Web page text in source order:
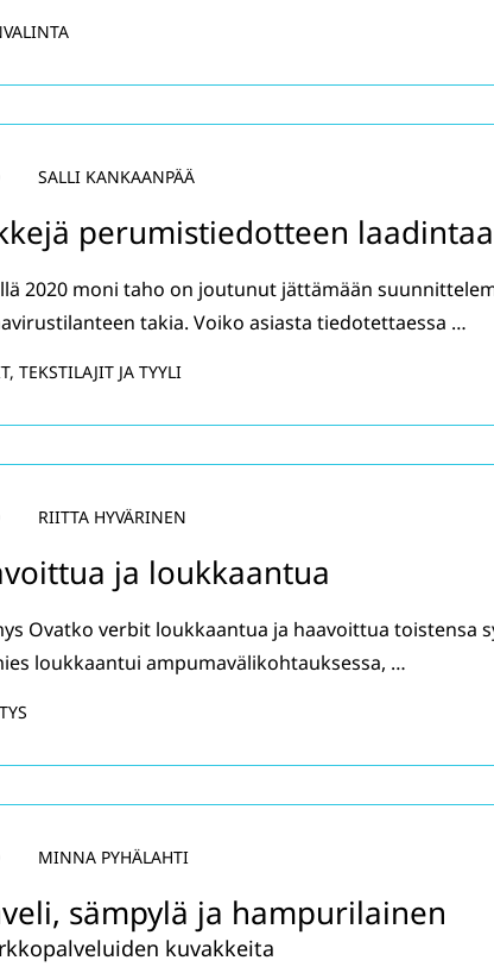
perumistiedotteen
SALLI KANKAANPÄÄ
2020 moni taho on joutunut jättämään
takia. Voiko asiasta tiedotettaessa …
TEKSTILAJIT JA TYYLI
ja loukkaantua
RIITTA HYVÄRINEN
Ovatko verbit loukkaantua ja haavoittua toistensa
loukkaantui ampumavälikohtauksessa, …
sämpylä ja hampurilainen
kuvakkeita
MINNA PYHÄLAHTI